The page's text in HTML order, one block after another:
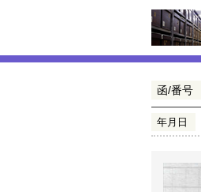
函/番号
年月日